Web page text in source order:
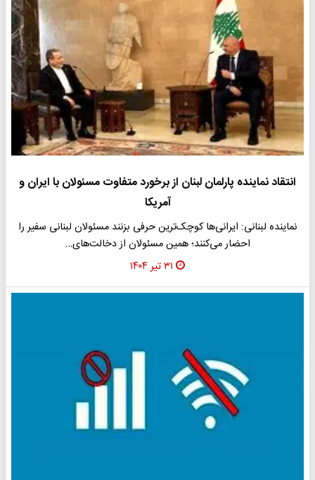
انتقاد نماینده پارلمان لبنان از برخورد متفاوت مسئولان با ایران و
آمریکا
نماینده لبنانی: ایرانی‌ها کوچک‌ترین حرفی بزنند مسئولان لبنانی سفیر را
احضار می‌کنند؛ همین مسئولان از دخالت‌های…
۳۱ تیر ۱۴۰۴